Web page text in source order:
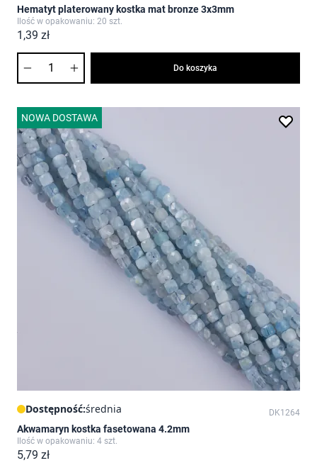
Hematyt platerowany kostka mat bronze 3x3mm
Ilość w opakowaniu: 20 szt.
1,39 zł
Do koszyka
NOWA DOSTAWA
Dostępność:średnia DK1264
Akwamaryn kostka fasetowana 4.2mm
Ilość w opakowaniu: 4 szt.
5,79 zł